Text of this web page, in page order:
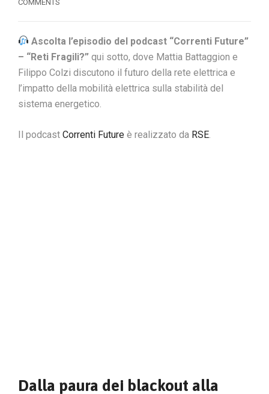
COMMENTS
Ascolta l’episodio del podcast “Correnti Future”
– “Reti Fragili?” qui sotto, dove Mattia Battaggion e
Filippo Colzi discutono il futuro della rete elettrica e
l’impatto della mobilità elettrica sulla stabilità del
sistema energetico.
Il podcast Correnti Future è realizzato da RSE
Dalla paura dei blackout alla